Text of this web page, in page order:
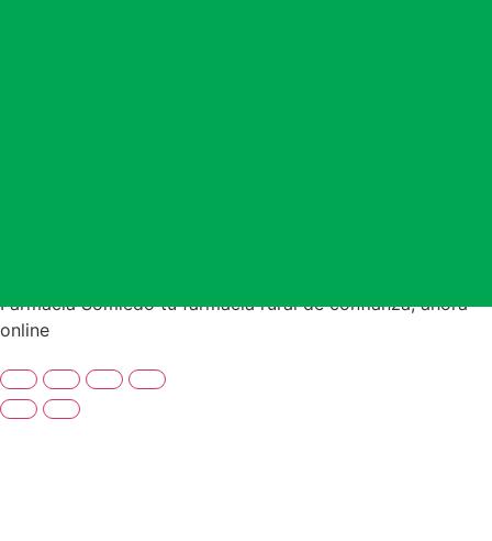
Farmacia Somiedo tu farmacia rural de confianza, ahora
online